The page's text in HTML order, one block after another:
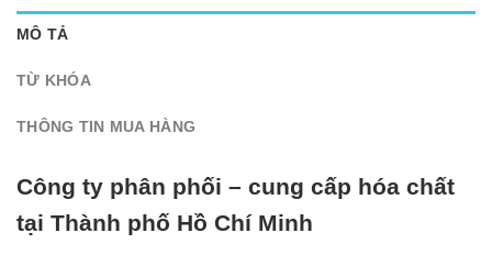
MÔ TẢ
TỪ KHÓA
THÔNG TIN MUA HÀNG
Công ty phân phối – cung cấp hóa chất
tại Thành phố Hồ Chí Minh